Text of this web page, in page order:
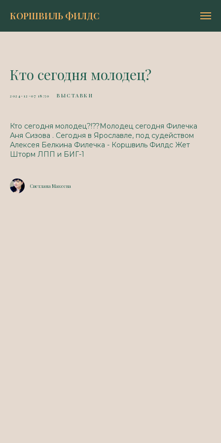
КОРШВИЛЬ ФИЛДС
Кто сегодня молодец?
2024-12-07 18:50 ВЫСТАВКИ
Кто сегодня молодец?!??Молодец сегодня Филечка
Аня Сизова . Сегодня в Ярославле, под судейством
Алексея Белкина Филечка - Коршвиль Филдс Жет
Шторм ЛПП и БИГ-1
Светлана Макеева